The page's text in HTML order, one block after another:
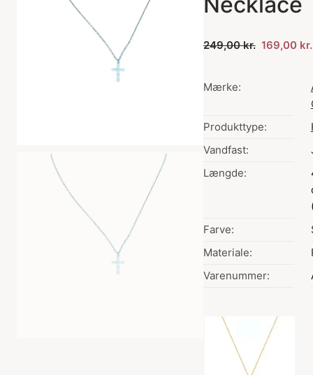
249,00 kr. 169,00 kr.
Mærke:
Produkttype:
Vandfast:
Længde:
Farve:
Materiale:
Varenummer:
Valg af farve